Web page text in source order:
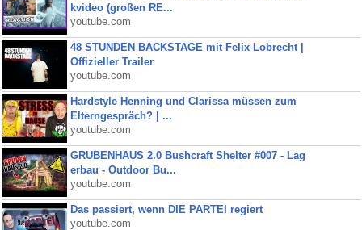
kvideo (großen RE...
youtube.com
48 STUNDEN BACKSTAGE mit Felix Lobrecht |
Offizieller Trailer
youtube.com
Hardstyle Henning und Clarissa müssen zum
Elterngespräch? | ...
youtube.com
GRUBENHAUS 2.0 Bushcraft Shelter #007 - Lag
erbau - Outdoor Bu...
youtube.com
Das passiert, wenn DIE PARTEI regiert
youtube.com